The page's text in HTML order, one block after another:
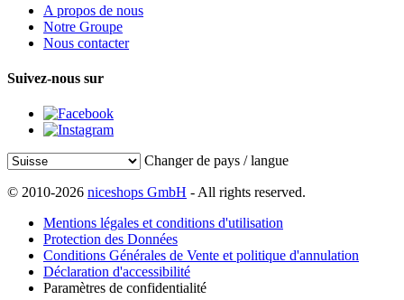
A propos de nous
Notre Groupe
Nous contacter
Suivez-nous sur
Changer de pays / langue
© 2010-2026 niceshops GmbH - All rights reserved.
Mentions légales et conditions d'utilisation
Protection des Données
Conditions Générales de Vente et politique d'annulation
Déclaration d'accessibilité
Paramètres de confidentialité